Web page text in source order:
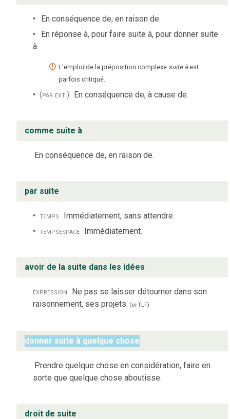
En conséquence de, en raison de.
En réponse à, pour faire suite à, pour donner suite
à.
L'emploi de la préposition complexe suite à est
parfois critiqué.
(par ext.) En conséquence de, à cause de.
comme suite à
En conséquence de, en raison de.
par suite
temps Immédiatement, sans attendre.
tempsespace Immédiatement.
avoir de la suite dans les idées
expression Ne pas se laisser détourner dans son
raisonnement, ses projets. (inTLF)
donner suite à quelque chose
Prendre quelque chose en considération, faire en
sorte que quelque chose aboutisse.
droit de suite